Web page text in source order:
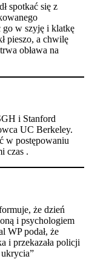
spotkać się z
go w szyję i klatkę
pieszo, a chwilę
obława na
i Stanford
UC Berkeley.
w postępowaniu
czas .
że dzień
i psychologiem
WP podał, że
i przekazała policji